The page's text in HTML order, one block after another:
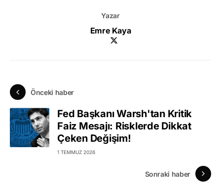
Yazar
Emre Kaya
Önceki haber
Fed Başkanı Warsh'tan Kritik
Faiz Mesajı: Risklerde Dikkat
Çeken Değişim!
1 TEMMUZ 2026
Sonraki haber